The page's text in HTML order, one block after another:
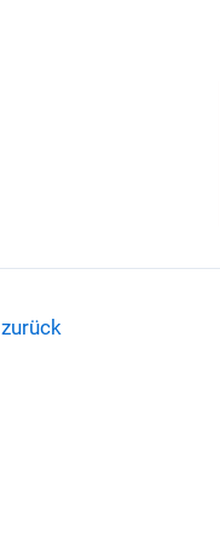
zurück